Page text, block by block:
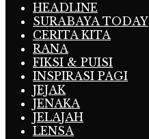
HEADLINE
SURABAYA TODAY
CERITA KITA
RANA
FIKSI & PUISI
INSPIRASI PAGI
JEJAK
JENAKA
JELAJAH
LENSA